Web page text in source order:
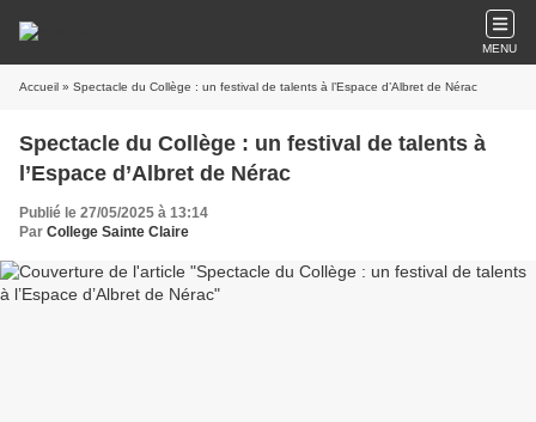
MENU
Accueil » Spectacle du Collège : un festival de talents à l’Espace d’Albret de Nérac
Spectacle du Collège : un festival de talents à
l’Espace d’Albret de Nérac
Publié le 27/05/2025 à 13:14
Par College Sainte Claire